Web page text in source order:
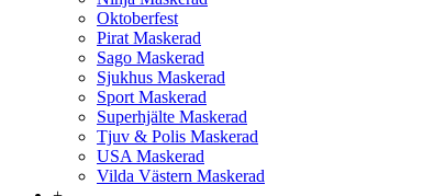
Oktoberfest
Pirat Maskerad
Sago Maskerad
Sjukhus Maskerad
Sport Maskerad
Superhjälte Maskerad
Tjuv & Polis Maskerad
USA Maskerad
Vilda Västern Maskerad